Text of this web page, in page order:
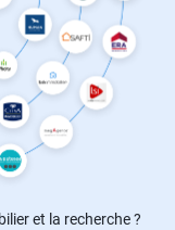
et la recherche ?